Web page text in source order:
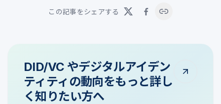
この記事をシェアする
DID/VC やデジタルアイデン
ティティの動向をもっと詳し
く知りたい方へ